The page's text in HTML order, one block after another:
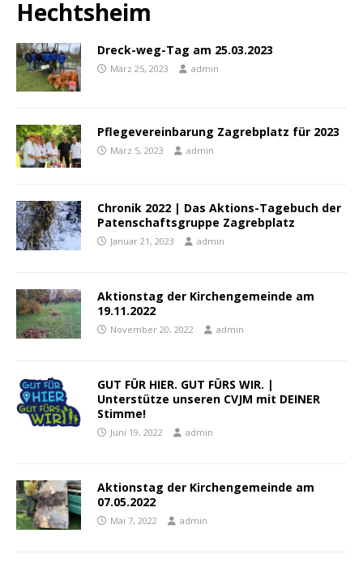
Hechtsheim
Dreck-weg-Tag am 25.03.2023
März 25, 2023 admin
Pflegevereinbarung Zagrebplatz für 2023
März 5, 2023 admin
Chronik 2022 | Das Aktions-Tagebuch der
Patenschaftsgruppe Zagrebplatz
Januar 21, 2023 admin
Aktionstag der Kirchengemeinde am
19.11.2022
November 20, 2022 admin
GUT FÜR HIER. GUT FÜRS WIR. |
Unterstütze unseren CVJM mit DEINER
Stimme!
Juni 19, 2022 admin
Aktionstag der Kirchengemeinde am
07.05.2022
Mai 7, 2022 admin